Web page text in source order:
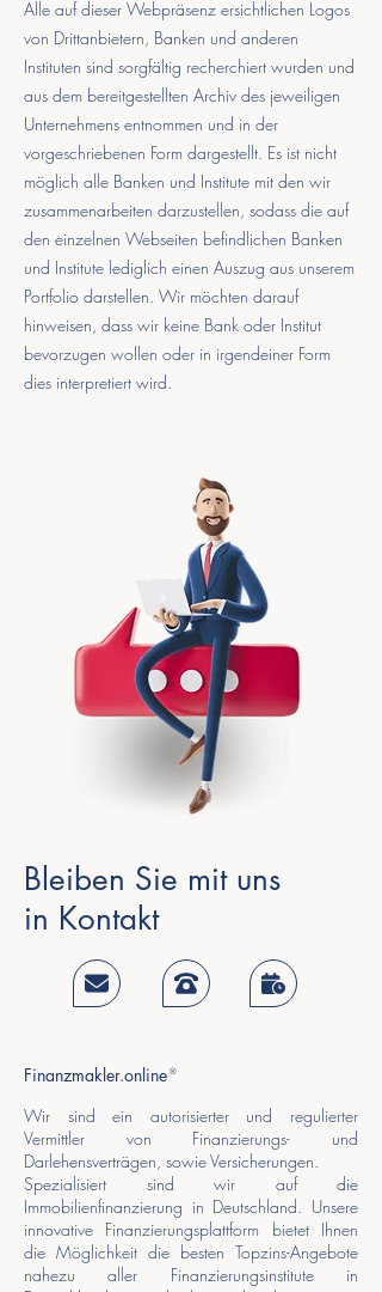
Alle auf dieser Webpräsenz ersichtlichen Logos
von Drittanbietern, Banken und anderen
Instituten sind sorgfältig recherchiert wurden und
aus dem bereitgestellten Archiv des jeweiligen
Unternehmens entnommen und in der
vorgeschriebenen Form dargestellt. Es ist nicht
möglich alle Banken und Institute mit den wir
zusammenarbeiten darzustellen, sodass die auf
den einzelnen Webseiten befindlichen Banken
und Institute lediglich einen Auszug aus unserem
Portfolio darstellen. Wir möchten darauf
hinweisen, dass wir keine Bank oder Institut
bevorzugen wollen oder in irgendeiner Form
dies interpretiert wird.
Bleiben Sie mit uns
in Kontakt
Finanzmakler.online ®
Wir sind ein autorisierter und regulierter
Vermittler von Finanzierungs- und
Darlehensverträgen, sowie Versicherungen.
Spezialisiert sind wir auf die
Immobilienfinanzierung in Deutschland. Unsere
innovative Finanzierungsplattform bietet Ihnen
die Möglichkeit die besten Topzins-Angebote
nahezu aller Finanzierungsinstitute in